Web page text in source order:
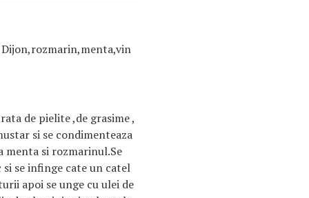
de pielite ,de grasime ,
si se condimenteaza
menta si rozmarinul.Se
se infinge cate un catel
apoi se unge cu ulei de